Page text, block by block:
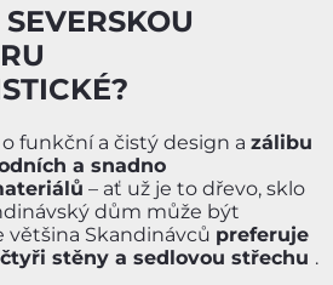
funkční a čistý design a zálibu
a snadno
– ať už je to dřevo, sklo
dům může být
většina Skandinávců preferuje
stěny a sedlovou střechu .